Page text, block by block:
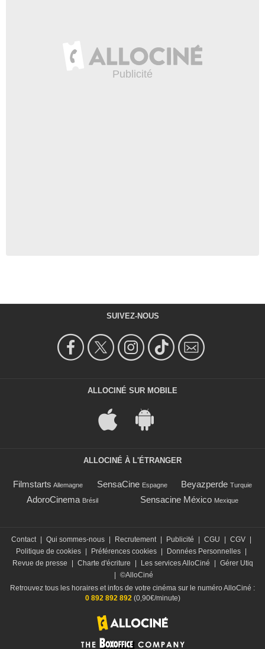
SUIVEZ-NOUS
ALLOCINÉ SUR MOBILE
ALLOCINÉ À L'ÉTRANGER
Filmstarts Allemagne SensaCine Espagne Beyazperde Turquie
AdoroCinema Brésil Sensacine México Mexique
Contact Qui sommes-nous Recrutement Publicité CGU CGV
Politique de cookies
Préférences cookies Données Personnelles
Revue de presse
Charte d'écriture Les services AlloCiné
Gérer Utiq
©AlloCiné
Retrouvez tous les horaires et infos de votre cinéma sur le numéro AlloCiné :
0 892 892 892(0,90€/minute)